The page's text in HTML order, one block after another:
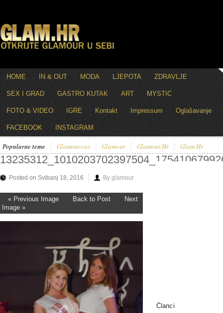
HOME IN & OUT MODA LJEPOTA ZDRAVLJE
SEX I GRAD GASTRO KUTAK ART MYSTIC
FOTO & VIDEO IGRE Kontakt Impressum Oglašavanje
FACEBOOK INSTAGRAM
Popularne teme Glamourous Glamour Glamour.hr Glam.hr
Posted on Svibanj 18, 2016 By glamour
« Previous Image Back to Post
Next
Image »
Članci